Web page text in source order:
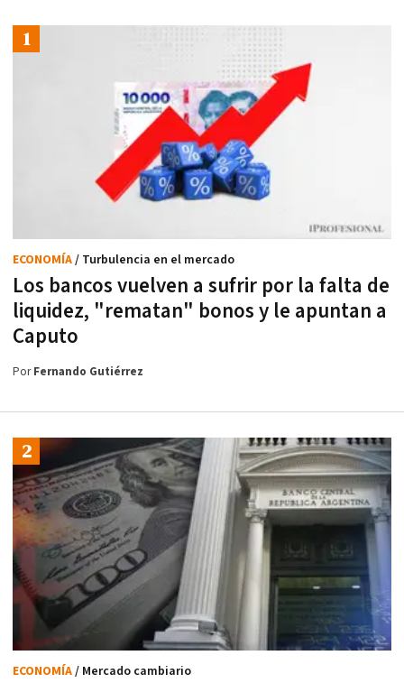
Los bancos vuelven a sufrir por la falta de
liquidez, "rematan" bonos y le apuntan a
Caputo
ECONOMÍA/ Turbulencia en el mercado
PorFernando Gutiérrez
ECONOMÍA/ Mercado cambiario